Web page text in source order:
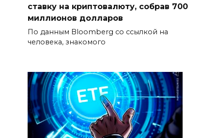
ставку на криптовалюту, собрав 700
миллионов долларов
По данным Bloomberg со ссылкой на
человека, знакомого